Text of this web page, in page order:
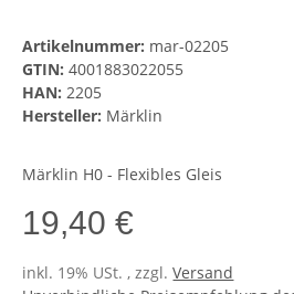
Artikelnummer: mar-02205
GTIN: 4001883022055
HAN: 2205
Hersteller: Märklin
Märklin H0 - Flexibles Gleis
19,40 €
inkl. 19% USt. , zzgl.Versand